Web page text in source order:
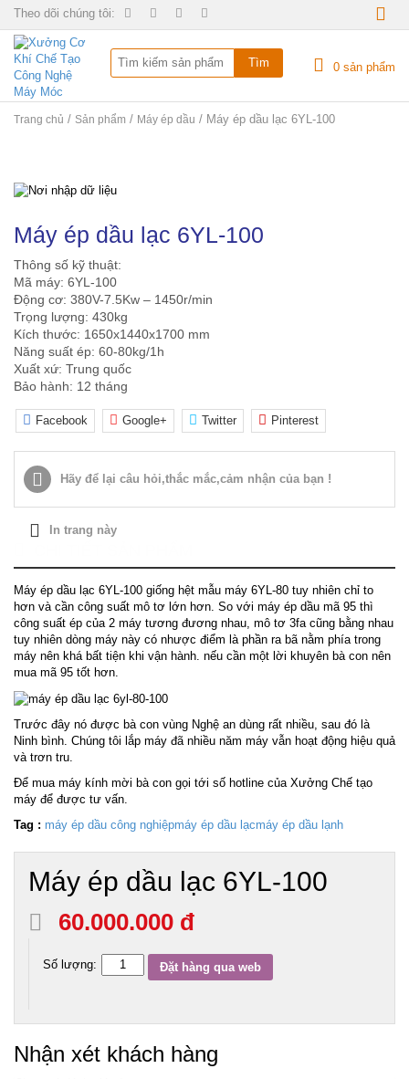
Theo dõi chúng tôi:
0 sản phẩm
Trang chủ / Sản phẩm / Máy ép dầu / Máy ép dầu lạc 6YL-100
Máy ép dầu lạc 6YL-100
Thông số kỹ thuật:
Mã máy: 6YL-100
Động cơ: 380V-7.5Kw – 1450r/min
Trọng lượng: 430kg
Kích thước: 1650x1440x1700 mm
Năng suất ép: 60-80kg/1h
Xuất xứ: Trung quốc
Bảo hành: 12 tháng
Facebook Google+ Twitter Pinterest
Hãy để lại câu hỏi,thắc mắc,cảm nhận của bạn !
In trang này
Máy ép dầu lạc 6YL-100 giống hệt mẫu máy 6YL-80 tuy nhiên chỉ to
hơn và cần công suất mô tơ lớn hơn. So với máy ép dầu mã 95 thì
công suất ép của 2 máy tương đương nhau, mô tơ 3fa cũng bằng nhau
tuy nhiên dòng máy này có nhược điểm là phần ra bã nằm phía trong
máy nên khá bất tiện khi vận hành. nếu cần một lời khuyên bà con nên
mua mã 95 tốt hơn.
Trước đây nó được bà con vùng Nghệ an dùng rất nhiều, sau đó là
Ninh bình. Chúng tôi lắp máy đã nhiều năm máy vẫn hoạt động hiệu quả
và trơn tru.
Để mua máy kính mời bà con gọi tới số hotline của Xưởng Chế tạo
máy để được tư vấn.
Tag : máy ép dầu công nghiệpmáy ép dầu lạcmáy ép dầu lạnh
Máy ép dầu lạc 6YL-100
60.000.000 đ
Số lượng: Đặt hàng qua web
Nhận xét khách hàng